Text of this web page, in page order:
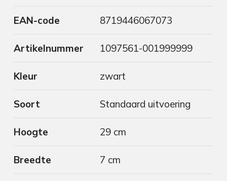
EAN-code 8719446067073
Artikelnummer 1097561-001999999
Kleur zwart
Soort Standaard uitvoering
Hoogte 29 cm
Breedte 7 cm